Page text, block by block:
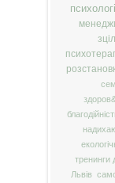
Львів